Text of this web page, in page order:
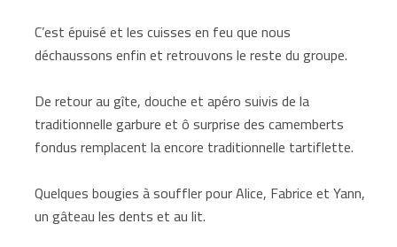
C’est épuisé et les cuisses en feu que nous
déchaussons enfin et retrouvons le reste du groupe.
De retour au gîte, douche et apéro suivis de la
traditionnelle garbure et ô surprise des camemberts
fondus remplacent la encore traditionnelle tartiflette.
Quelques bougies à souffler pour Alice, Fabrice et Yann,
un gâteau les dents et au lit.